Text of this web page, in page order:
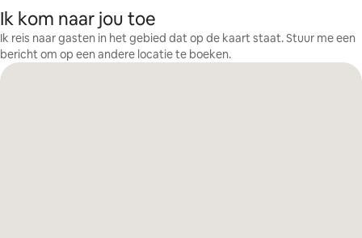
Ik kom naar jou toe
Ik reis naar gasten in het gebied dat op de kaart staat. Stuur me een
bericht om op een andere locatie te boeken.